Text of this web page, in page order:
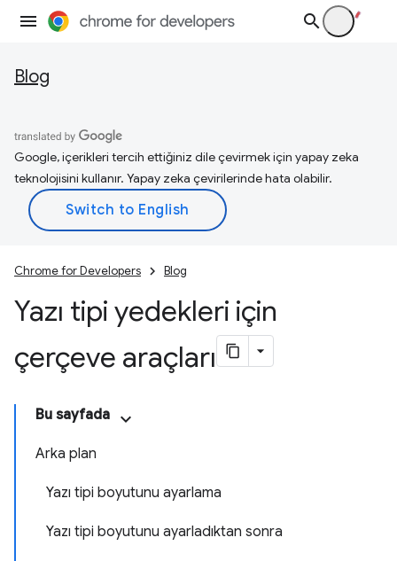
Blog
Google, içerikleri tercih ettiğiniz dile çevirmek için yapay zeka
teknolojisini kullanır. Yapay zeka çevirilerinde hata olabilir.
Chrome for Developers Blog
Yazı tipi yedekleri için
çerçeve araçları
Bu sayfada
Arka plan
Yazı tipi boyutunu ayarlama
Yazı tipi boyutunu ayarladıktan sonra